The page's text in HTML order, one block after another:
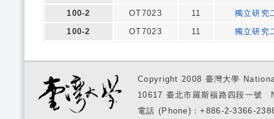
100-2
OT7023 11
獨立研究
100-2
OT7023 11 獨立研究
Copyright 2008 臺灣大學
10617 臺北市羅斯福路四段一
電話 (Phone)：+886-2-3366-